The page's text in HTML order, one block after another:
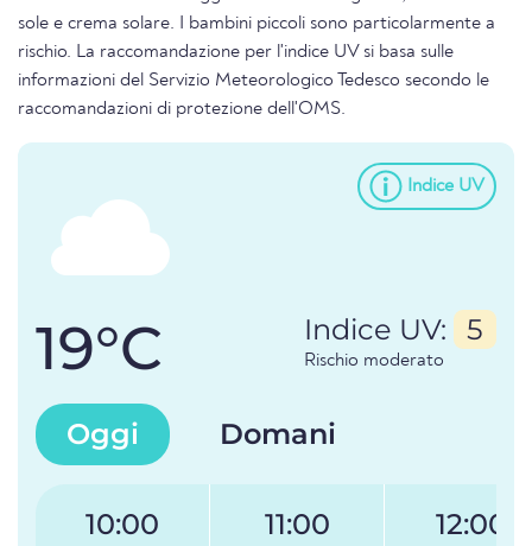
sole e crema solare. I bambini piccoli sono particolarmente a
rischio. La raccomandazione per l'indice UV si basa sulle
informazioni del Servizio Meteorologico Tedesco secondo le
raccomandazioni di protezione dell'OMS.
Indice UV
19°C Indice UV: 5
Rischio moderato
Oggi Domani
10:00 11:00 12:00